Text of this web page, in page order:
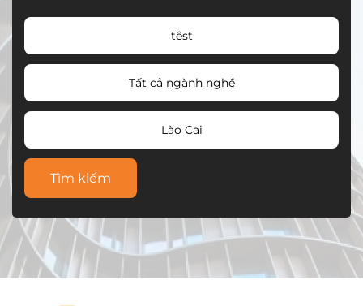
têst
Tất cả ngành nghề
Lào Cai
Tìm kiếm